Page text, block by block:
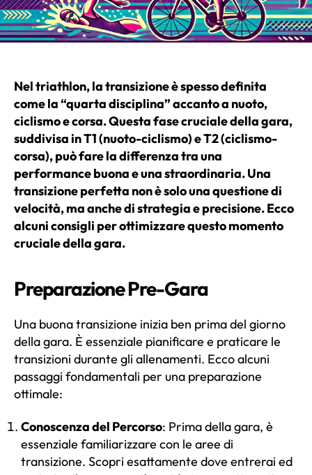
Nel triathlon, la transizione è spesso definita
come la “quarta disciplina” accanto a nuoto,
ciclismo e corsa. Questa fase cruciale della gara,
suddivisa in T1 (nuoto-ciclismo) e T2 (ciclismo-
corsa), può fare la differenza tra una
performance buona e una straordinaria. Una
transizione perfetta non è solo una questione di
velocità, ma anche di strategia e precisione. Ecco
alcuni consigli per ottimizzare questo momento
cruciale della gara.
Preparazione Pre-Gara
Una buona transizione inizia ben prima del giorno
della gara. È essenziale pianificare e praticare le
transizioni durante gli allenamenti. Ecco alcuni
passaggi fondamentali per una preparazione
ottimale:
Conoscenza del Percorso: Prima della gara, è
essenziale familiarizzare con le aree di
transizione. Scopri esattamente dove entrerai ed